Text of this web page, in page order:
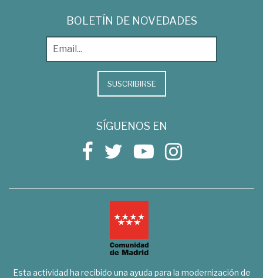
BOLETÍN DE NOVEDADES
SUSCRIBIRSE
SÍGUENOS EN
Esta actividad ha recibido una ayuda para la modernización de